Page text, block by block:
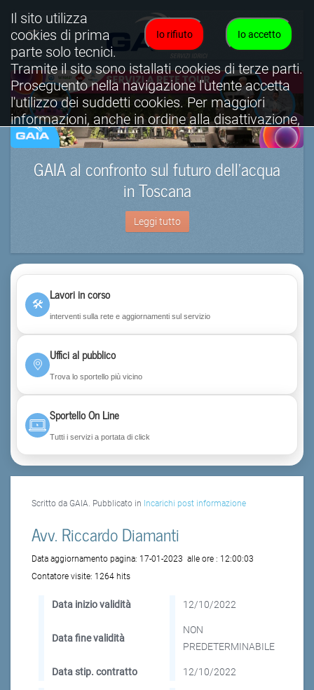
GAIA al confronto sul futuro dell’acqua
in Toscana
Leggi tutto
🛠
Lavori in corso
interventi sulla rete e aggiornamenti sul servizio
Uffici al pubblico
Trova lo sportello più vicino
Sportello On Line
Tutti i servizi a portata di click
Scritto da GAIA. Pubblicato in Incarichi post informazione
Avv. Riccardo Diamanti
Data aggiornamento pagina: 17-01-2023 alle ore : 12:00:03
Contatore visite: 1264 hits
Data inizio validità 12/10/2022
Data fine validità
NON
PREDETERMINABILE
Data stip. contratto 12/10/2022
Io accetto
Io rifiuto
Il sito utilizza
cookies di prima
parte solo tecnici.
Tramite il sito sono istallati cookies di terze parti.
Proseguento nella navigazione l'utente accetta
l'utilizzo dei suddetti cookies. Per maggiori
informazioni, anche in ordine alla disattivazione,
è possibile consultare l'informativa cookies
completa.
Visualizza informativa completa.